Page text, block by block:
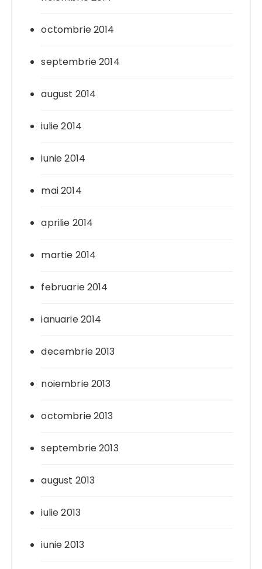
octombrie 2014
septembrie 2014
august 2014
iulie 2014
iunie 2014
mai 2014
aprilie 2014
martie 2014
februarie 2014
ianuarie 2014
decembrie 2013
noiembrie 2013
octombrie 2013
septembrie 2013
august 2013
iulie 2013
iunie 2013